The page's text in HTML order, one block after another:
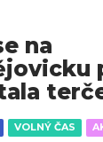
VOLNÝ ČAS
na